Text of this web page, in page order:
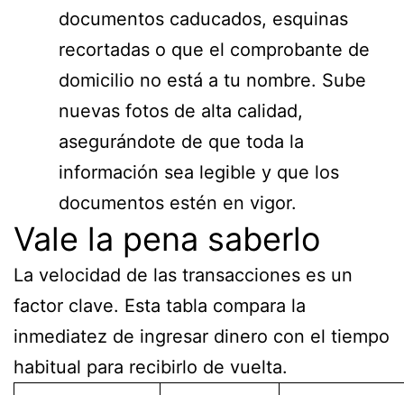
documentos caducados, esquinas
recortadas o que el comprobante de
domicilio no está a tu nombre. Sube
nuevas fotos de alta calidad,
asegurándote de que toda la
información sea legible y que los
documentos estén en vigor.
Vale la pena saberlo
La velocidad de las transacciones es un
factor clave. Esta tabla compara la
inmediatez de ingresar dinero con el tiempo
habitual para recibirlo de vuelta.